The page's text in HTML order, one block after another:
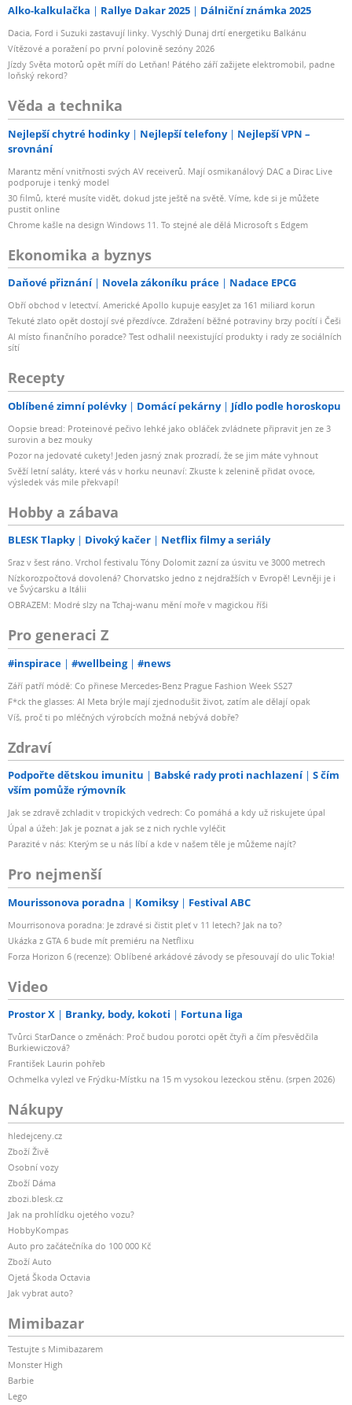
Alko-kalkulačka Rallye Dakar 2025 Dálniční známka 2025
Dacia, Ford i Suzuki zastavují linky. Vyschlý Dunaj drtí energetiku Balkánu
Vítězové a poražení po první polovině sezóny 2026
Jízdy Světa motorů opět míří do Letňan! Pátého září zažijete elektromobil, padne
loňský rekord?
Věda a technika
Nejlepší chytré hodinky Nejlepší telefony
Nejlepší VPN –
srovnání
Marantz mění vnitřnosti svých AV receiverů. Mají osmikanálový DAC a Dirac Live
podporuje i tenký model
30 filmů, které musíte vidět, dokud jste ještě na světě. Víme, kde si je můžete
pustit online
Chrome kašle na design Windows 11. To stejné ale dělá Microsoft s Edgem
Ekonomika a byznys
Daňové přiznání Novela zákoníku práce Nadace EPCG
Obří obchod v letectví. Americké Apollo kupuje easyJet za 161 miliard korun
Tekuté zlato opět dostojí své přezdívce. Zdražení běžné potraviny brzy pocítí i Češi
AI místo finančního poradce? Test odhalil neexistující produkty i rady ze sociálních
sítí
Recepty
Oblíbené zimní polévky Domácí pekárny Jídlo podle horoskopu
Oopsie bread: Proteinové pečivo lehké jako obláček zvládnete připravit jen ze 3
surovin a bez mouky
Pozor na jedovaté cukety! Jeden jasný znak prozradí, že se jim máte vyhnout
Svěží letní saláty, které vás v horku neunaví: Zkuste k zelenině přidat ovoce,
výsledek vás mile překvapí!
Hobby a zábava
BLESK Tlapky Divoký kačer Netflix filmy a seriály
Sraz v šest ráno. Vrchol festivalu Tóny Dolomit zazní za úsvitu ve 3000 metrech
Nízkorozpočtová dovolená? Chorvatsko jedno z nejdražších v Evropě! Levněji je i
ve Švýcarsku a Itálii
OBRAZEM: Modré slzy na Tchaj-wanu mění moře v magickou říši
Pro generaci Z
#inspirace #wellbeing #news
Září patří módě: Co přinese Mercedes-Benz Prague Fashion Week SS27
F*ck the glasses: AI Meta brýle mají zjednodušit život, zatím ale dělají opak
Víš, proč ti po mléčných výrobcích možná nebývá dobře?
Zdraví
Podpořte dětskou imunitu Babské rady proti nachlazení
S čím
vším pomůže rýmovník
Jak se zdravě zchladit v tropických vedrech: Co pomáhá a kdy už riskujete úpal
Úpal a úžeh: Jak je poznat a jak se z nich rychle vyléčit
Parazité v nás: Kterým se u nás líbí a kde v našem těle je můžeme najít?
Pro nejmenší
Mourissonova poradna Komiksy Festival ABC
Mourrisonova poradna: Je zdravé si čistit pleť v 11 letech? Jak na to?
Ukázka z GTA 6 bude mít premiéru na Netflixu
Forza Horizon 6 (recenze): Oblíbené arkádové závody se přesouvají do ulic Tokia!
Video
Prostor X Branky, body, kokoti Fortuna liga
Tvůrci StarDance o změnách: Proč budou porotci opět čtyři a čím přesvědčila
Burkiewiczová?
František Laurin pohřeb
Ochmelka vylezl ve Frýdku-Místku na 15 m vysokou lezeckou stěnu. (srpen 2026)
Nákupy
hledejceny.cz
Zboží Živě
Osobní vozy
Zboží Dáma
zbozi.blesk.cz
Jak na prohlídku ojetého vozu?
HobbyKompas
Auto pro začátečníka do 100 000 Kč
Zboží Auto
Ojetá Škoda Octavia
Jak vybrat auto?
Mimibazar
Testujte s Mimibazarem
Monster High
Barbie
Lego